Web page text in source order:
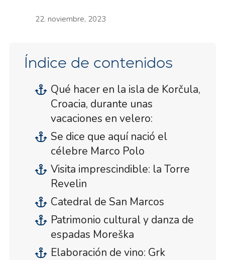
22. noviembre, 2023
Índice de contenidos
Qué hacer en la isla de Korčula,
Croacia, durante unas
vacaciones en velero:
Se dice que aquí nació el
célebre Marco Polo
Visita imprescindible: la Torre
Revelin
Catedral de San Marcos
Patrimonio cultural y danza de
espadas Moreška
Elaboración de vino: Grk